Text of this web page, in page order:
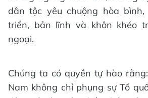
dân tộc yêu chuộng hòa
triển, bản lĩnh và khôn khéo
ngoại.
Chúng ta có quyền tự hào
Nam không chỉ phụng sự Tổ